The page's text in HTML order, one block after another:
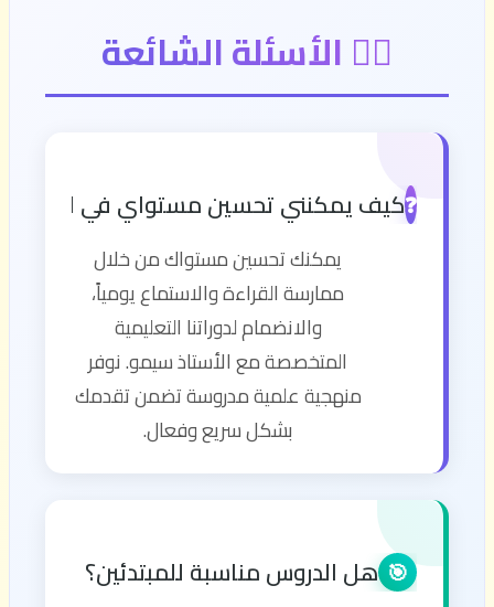
🙋‍♂️ الأسئلة الشائعة
❓كيف يمكنني تحسين مستواي في اللغة
يمكنك تحسين مستواك من خلال
ممارسة القراءة والاستماع يومياً،
والانضمام لدوراتنا التعليمية
المتخصصة مع الأستاذ سيمو. نوفر
منهجية علمية مدروسة تضمن تقدمك
بشكل سريع وفعال.
🎯 هل الدروس مناسبة للمبتدئين؟